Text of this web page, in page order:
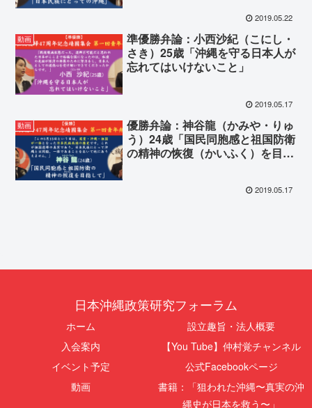
2019.05.22
動画
準優勝弁論：小西沙紀（こにし・
さき）25歳「沖縄を守る日本人が
忘れてはいけないこと」
2019.05.17
動画
優勝弁論：神谷龍（かみや・りゅ
う）24歳「国民同胞感と祖国防衛
の精神の恢復（かいふく）を目指
2019.05.17
日本沖縄政策研究フォーラム
ホーム
設立趣旨・法人概要
入会案内
【You Tube】仲村覚チャンネル
イベント予定
公式Facebookページ
動画
書籍：「狙われた沖縄〜真実の沖
縄史が日本を救う〜」